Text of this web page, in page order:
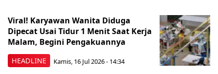
HEADLINE
Viral! Karyawan Wanita Diduga
Dipecat Usai Tidur 1 Menit Saat Kerja
Malam, Begini Pengakuannya
Kamis, 16 Jul 2026 - 14:34